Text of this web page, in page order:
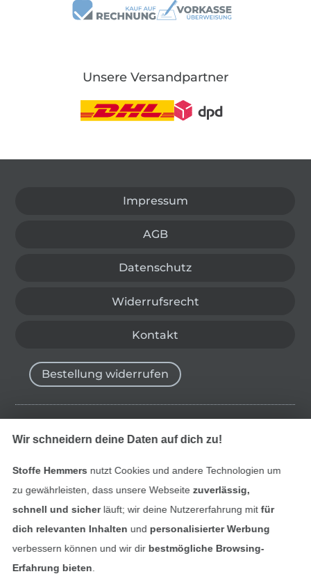
Unsere Versandpartner
Impressum
AGB
Datenschutz
Widerrufsrecht
Kontakt
Bestellung widerrufen
Finde mehr Inspiration
Wir schneidern deine Daten auf dich zu!
Stoffe Hemmers nutzt Cookies und andere Technologien um
zu gewährleisten, dass unsere Webseite zuverlässig,
schnell und sicherläuft; wir deine Nutzererfahrung mitfür
dich relevanten Inhalten und personalisierter Werbung
verbessern können und wir dir bestmögliche Browsing-
Erfahrung bieten